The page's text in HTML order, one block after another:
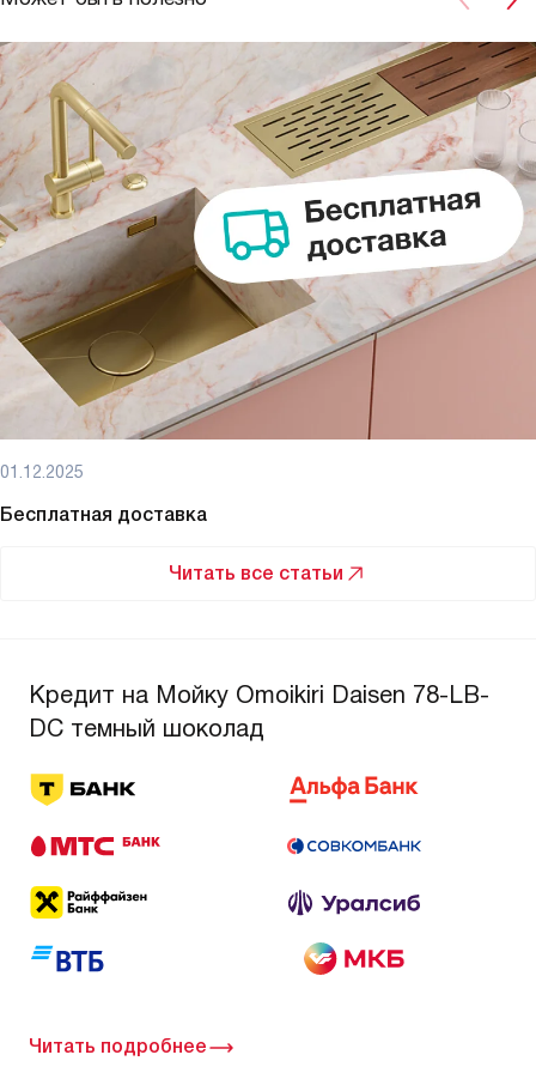
01.12.2025
Бесплатная доставка
Читать все статьи
Кредит на Мойку Omoikiri Daisen 78-LB-
DC темный шоколад
Читать подробнее